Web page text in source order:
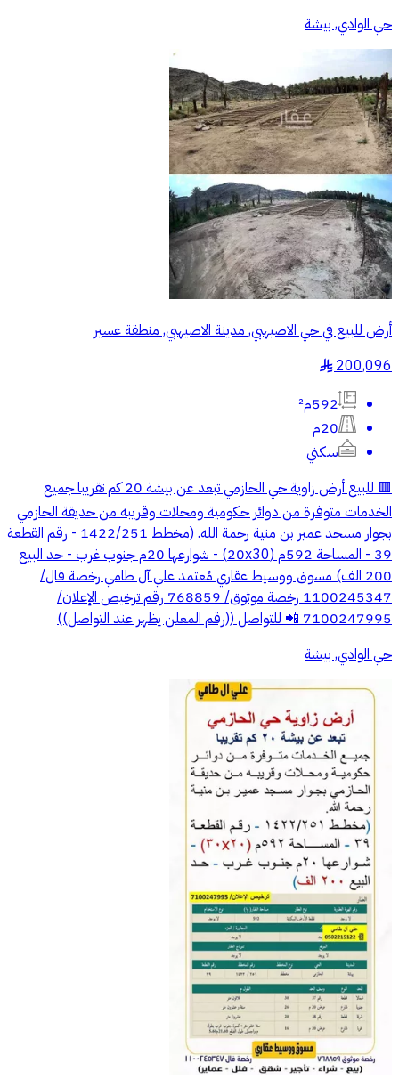
حي الوادي, بيشة
أرض للبيع في حي الاصيهبي, مدينة الاصيهبي, منطقة عسير
200,096
§
592م²
20م
سكني
🟥 للبيع أرض زاوية حي الحازمي تبعد عن بيشة 20 كم تقريبا جميع
الخدمات متوفرة من دوائر حكومية ومحلات وقريبه من حديقة الحازمي
بجوار مسجد عمير بن منية رحمة الله. (مخطط 1422/251 - رقم القطعة
39 - المساحة 592م (20x30) - شوارعها 20م جنوب غرب - حد البيع
200 الف) مسوق ووسيط عقاري مُعتمد علي آل طامي رخصة فال/
1100245347 رخصة موثوق/ 768859 رقم ترخيص الإعلان/
7100247995 📲 للتواصل ((رقم المعلن يظهر عند التواصل))
حي الوادي, بيشة